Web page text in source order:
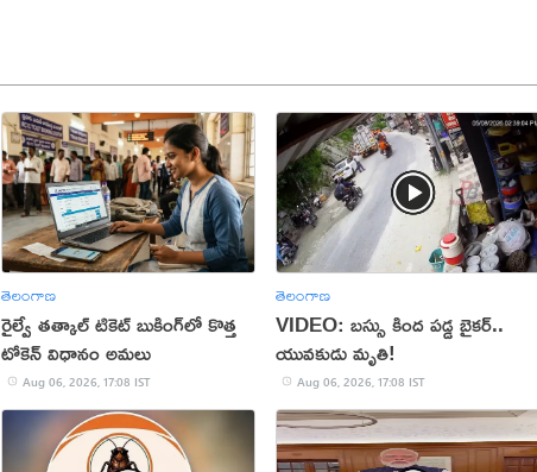
తెలంగాణ
రైల్వే తత్కాల్ టికెట్ బుకింగ్‌లో కొత్త
టోకెన్ విధానం అమలు
Aug 06, 2026, 17:08 IST
తెలంగాణ
VIDEO: బస్సు కింద పడ్డ బైకర్..
యువకుడు మృతి!
Aug 06, 2026, 17:08 IST